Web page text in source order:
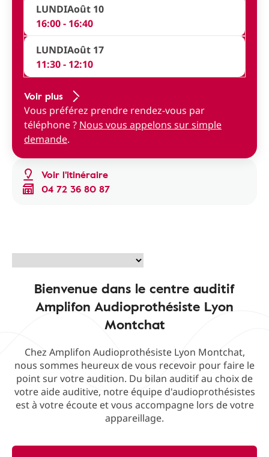
Voir l'itinéraire
04 72 36 80 87
LUNDIAoût 10
16:00 - 16:40
LUNDIAoût 17
11:30 - 12:10
Voir plus
Vous préférez prendre rendez-vous par
téléphone ? Nous vous appelons sur simple
demande.
Bienvenue dans le centre auditif
Amplifon Audioprothésiste Lyon
Montchat
Chez Amplifon Audioprothésiste Lyon Montchat,
nous sommes heureux de vous recevoir pour faire le
point sur votre audition. Du bilan auditif au choix de
votre aide auditive, notre équipe d'audioprothésistes
est à votre écoute et vous accompagne lors de votre
appareillage.